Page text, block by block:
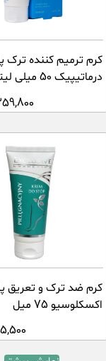
کرم ترمیم کننده ترک
درماتیپیک 50 میلی لیتر
كرم ضد ترک و تعريق
اكسكلوسيو 75 ميل